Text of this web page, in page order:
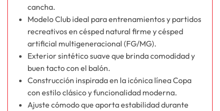
cancha.
Modelo Club ideal para entrenamientos y partidos
recreativos en césped natural firme y césped
artificial multigeneracional (FG/MG).
Exterior sintético suave que brinda comodidad y
buen tacto con el balón.
Construcción inspirada en la icónica línea Copa
con estilo clásico y funcionalidad moderna.
Ajuste cómodo que aporta estabilidad durante